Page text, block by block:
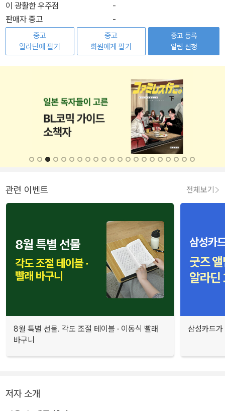
이 광활한 우주점
-
판매자 중고
-
중고
알라딘에 팔기
중고
회원에게 팔기
중고 등록
알림 신청
관련 이벤트 전체보기
8월 특별 선물. 각도 조절 테이블 · 이동식 빨래
바구니
삼성카드
저자 소개